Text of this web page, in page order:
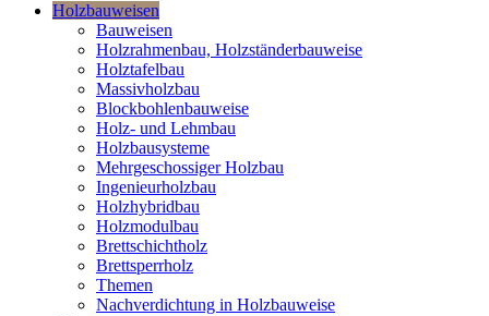
Holzbauweisen
Bauweisen
Holzrahmenbau, Holzständerbauweise
Holztafelbau
Massivholzbau
Blockbohlenbauweise
Holz- und Lehmbau
Holzbausysteme
Mehrgeschossiger Holzbau
Ingenieurholzbau
Holzhybridbau
Holzmodulbau
Brettschichtholz
Brettsperrholz
Themen
Nachverdichtung in Holzbauweise